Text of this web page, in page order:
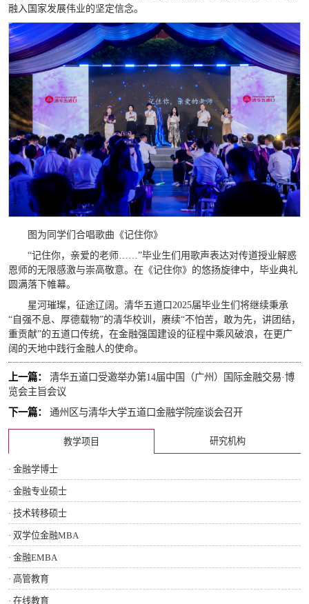
融入国家发展伟业的坚定信念。
图为同学们合唱歌曲《记住你》
“记住你，亲爱的老师……”毕业生们用歌声表达对传道授业解惑
恩师的无限感激与崇高敬意。在《记住你》的悠扬旋律中，毕业典礼
圆满落下帷幕。
星河璀璨，征途辽阔。清华五道口2025届毕业生们将继续秉承
“自强不息、厚德载物”的清华校训，赓续“不怕苦，敢为先，讲团结，
重贡献”的五道口传统，在金融强国建设的征程中乘风破浪，在更广
阔的天地中践行金融人的使命。
上一篇：
清华五道口受邀举办第14届中国（广州）国际金融交易·博
览会主旨会议
下一篇：
通州区与清华大学五道口金融学院座谈会召开
教学项目 研究机构
· 金融学博士
· 金融专业硕士
· 技术转移硕士
· 双学位金融MBA
· 金融EMBA
· 高管教育
· 在线教育